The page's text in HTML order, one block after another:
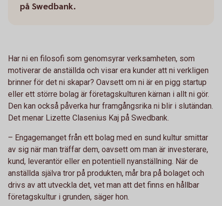
på Swedbank.
Har ni en filosofi som genomsyrar verksamheten, som
motiverar de anställda och visar era kunder att ni verkligen
brinner för det ni skapar? Oavsett om ni är en pigg startup
eller ett större bolag är företagskulturen kärnan i allt ni gör.
Den kan också påverka hur framgångsrika ni blir i slutändan.
Det menar Lizette Clasenius Kaj på Swedbank.
– Engagemanget från ett bolag med en sund kultur smittar
av sig när man träffar dem, oavsett om man är investerare,
kund, leverantör eller en potentiell nyanställning. När de
anställda själva tror på produkten, mår bra på bolaget och
drivs av att utveckla det, vet man att det finns en hållbar
företagskultur i grunden, säger hon.